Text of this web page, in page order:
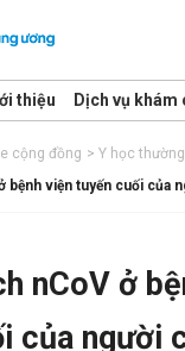
thiệu Dịch vụ khám
cộng đồng > Y học
bệnh viện tuyến cuối của
nCoV ở
của người